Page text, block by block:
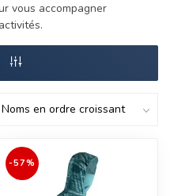
vous accompagner
-57%